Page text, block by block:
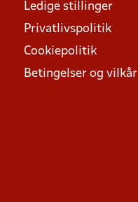
Ledige stillinger
Privatlivspolitik
Cookiepolitik
Betingelser og vilkår